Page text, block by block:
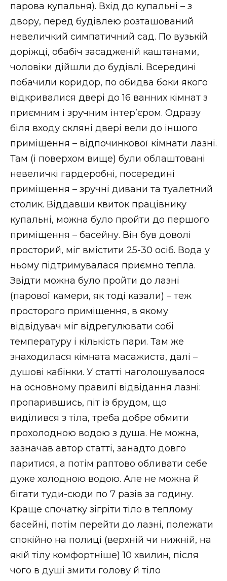
парова купальня). Вхід до купальні – з
двору, перед будівлею розташований
невеличкий симпатичний сад. По вузькій
доріжці, обабіч засадженій каштанами,
чоловіки дійшли до будівлі. Всередині
побачили коридор, по обидва боки якого
відкривалися двері до 16 ванних кімнат з
приємним і зручним інтер’єром. Одразу
біля входу скляні двері вели до іншого
приміщення – відпочинкової кімнати лазні.
Там (і поверхом вище) були облаштовані
невеличкі гардеробні, посередині
приміщення – зручні дивани та туалетний
столик. Віддавши квиток працівнику
купальні, можна було пройти до першого
приміщення – басейну. Він був доволі
просторий, міг вмістити 25-30 осіб. Вода у
ньому підтримувалася приємно тепла.
Звідти можна було пройти до лазні
(парової камери, як тоді казали) – теж
просторого приміщення, в якому
відвідувач міг відрегулювати собі
температуру і кількість пари. Там же
знаходилася кімната масажиста, далі –
душові кабінки. У статті наголошувалося
на основному правилі відвідання лазні:
пропарившись, піт із брудом, що
виділився з тіла, треба добре обмити
прохолодною водою з душа. Не можна,
зазначав автор статті, занадто довго
паритися, а потім раптово обливати себе
дуже холодною водою. Але не можна й
бігати туди-сюди по 7 разів за годину.
Краще спочатку зігріти тіло в теплому
басейні, потім перейти до лазні, полежати
спокійно на полиці (верхній чи нижній, на
якій тілу комфортніше) 10 хвилин, після
чого в душі змити голову й тіло